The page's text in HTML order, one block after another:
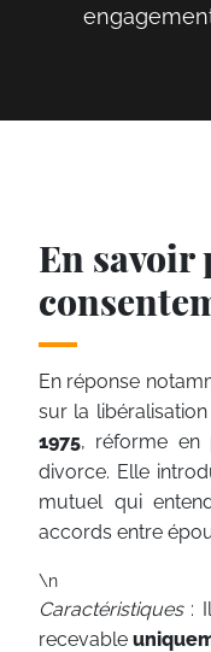
En savoir
En réponse
sur la
1975, réforme en
divorce. Elle
mutuel qui
accords entre
\n
Caractéristiques: Il
recevable